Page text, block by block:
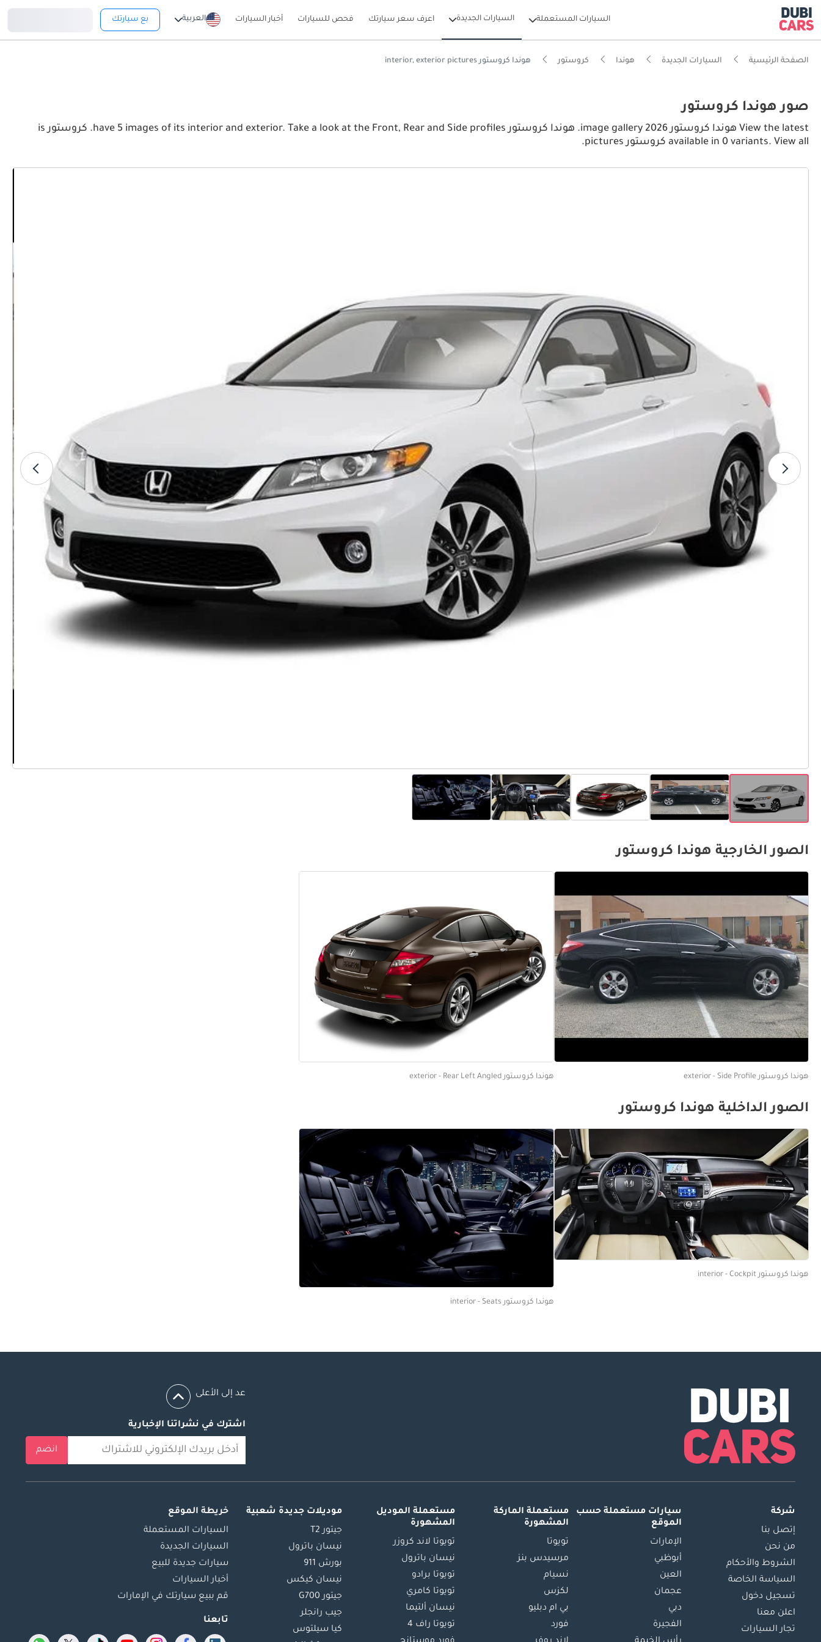
السيارات المستعملة السيارات الجديدة اعرف سعر سيارتك فحص للسيارات أخبار السيارات العربية بع سيارتك
الصفحة الرئيسية السيارات الجديدة هوندا كروستور هوندا كروستور interior, exterior pictures
صور هوندا كروستور
View the latest هوندا كروستور 2026 image gallery. هوندا كروستور have 5 images of its interior and exterior. Take a look at the Front, Rear and Side profiles. كروستور is
available in 0 variants. View all كروستور pictures.
الصور الخارجية هوندا كروستور
هوندا كروستور exterior - Side Profile هوندا كروستور exterior - Rear Left Angled
الصور الداخلية هوندا كروستور
هوندا كروستور interior - Cockpit
هوندا كروستور interior - Seats
عد إلى الأعلى
اشترك في نشراتنا الإخبارية
انضم
شركة
إتصل بنا
من نحن
الشروط والأحكام
السياسة الخاصة
تسجيل دخول
اعلن معنا
تجار السيارات
سيارات مستعملة حسب
الموقع
الإمارات
أبوظبي
العين
عجمان
دبي
الفجيرة
مستعملة الماركة
المشهورة
تويوتا
مرسيدس بنز
نسيام
لكزس
بي ام دبليو
فورد
مستعملة الموديل
المشهورة
تويوتا لاند كروزر
نيسان باترول
تويوتا برادو
تويوتا كامري
نيسان ألتيما
تويوتا راف 4
موديلات جديدة شعبية
جيتور T2
نيسان باترول
بورش 911
نيسان كيكس
جيتور G700
جيب رانجلر
كيا سيلتوس
خريطة الموقع
السيارات المستعملة
السيارات الجديدة
سيارات جديدة للبيع
أخبار السيارات
قم ببيع سيارتك في الإمارات
تابعنا